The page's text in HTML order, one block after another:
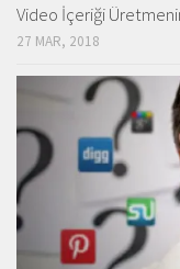
Video İçeriği
27 MAR, 2018